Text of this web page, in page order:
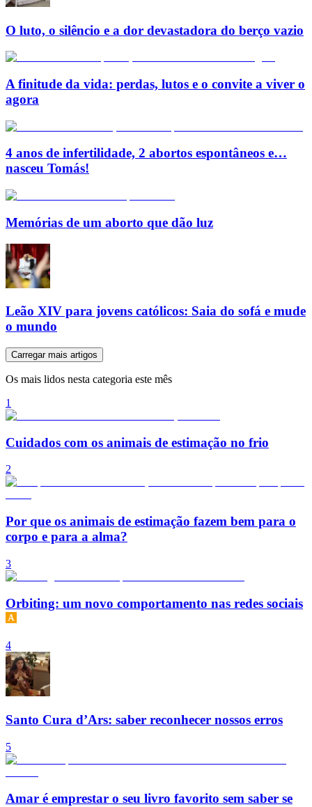
O luto, o silêncio e a dor devastadora do berço vazio
A finitude da vida: perdas, lutos e o convite a viver o
agora
4 anos de infertilidade, 2 abortos espontâneos e…
nasceu Tomás!
Memórias de um aborto que dão luz
Leão XIV para jovens católicos: Saia do sofá e mude
o mundo
Carregar mais artigos
Os mais lidos nesta categoria este mês
1
Cuidados com os animais de estimação no frio
2
Por que os animais de estimação fazem bem para o
corpo e para a alma?
3
Orbiting: um novo comportamento nas redes sociais
4
Santo Cura d’Ars: saber reconhecer nossos erros
5
Amar é emprestar o seu livro favorito sem saber se